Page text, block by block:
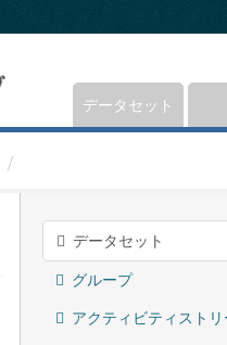
データセット
データセット
グループ
アクティビティスト